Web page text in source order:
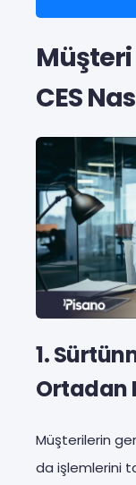
CES
1.
Ortadan
Müşterilerin
da işlemlerini